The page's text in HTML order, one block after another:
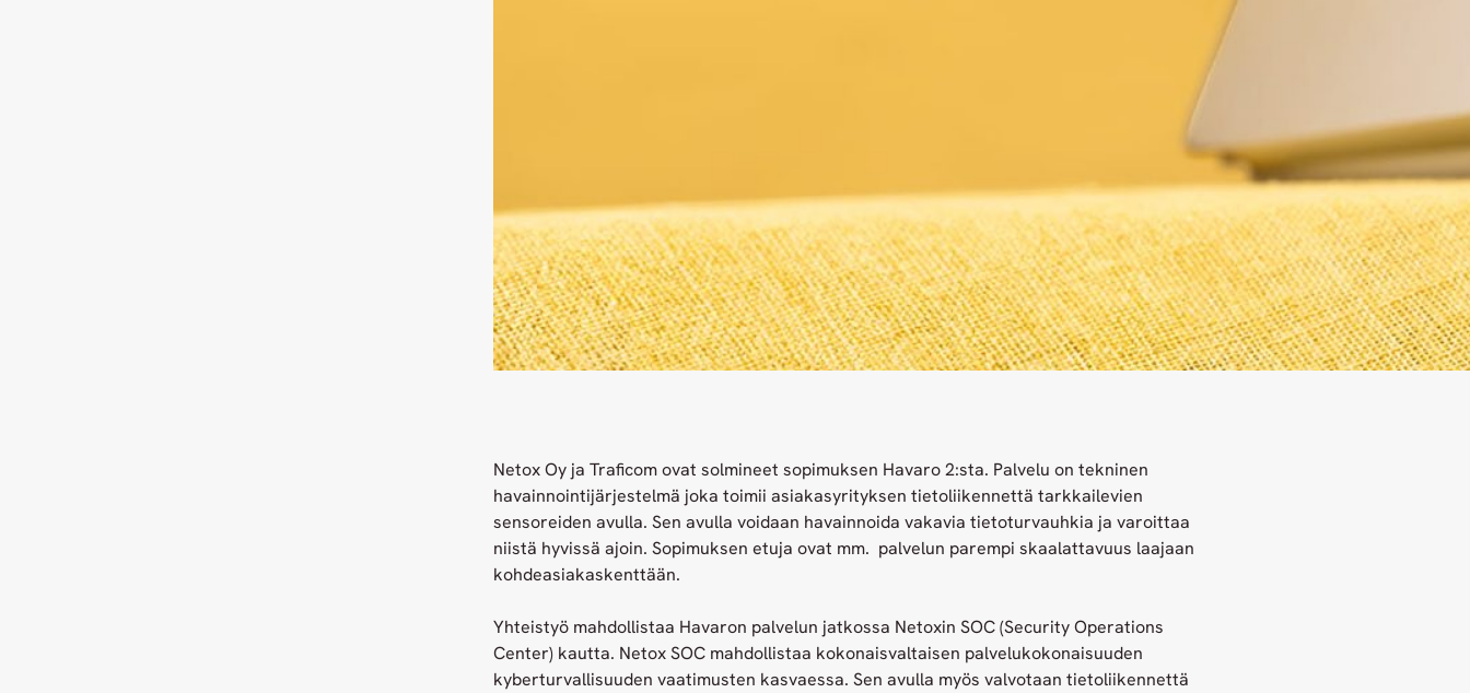
Netox Oy ja Traficom ovat solmineet sopimuksen Havaro 2:sta. Palvelu on tekninen
havainnointijärjestelmä joka toimii asiakasyrityksen tietoliikennettä tarkkailevien
sensoreiden avulla. Sen avulla voidaan havainnoida vakavia tietoturvauhkia ja varoittaa
niistä hyvissä ajoin. Sopimuksen etuja ovat mm. palvelun parempi skaalattavuus laajaan
kohdeasiakaskenttään.
Yhteistyö mahdollistaa Havaron palvelun jatkossa Netoxin SOC (Security Operations
Center) kautta. Netox SOC mahdollistaa kokonaisvaltaisen palvelukokonaisuuden
kyberturvallisuuden vaatimusten kasvaessa. Sen avulla myös valvotaan tietoliikennettä